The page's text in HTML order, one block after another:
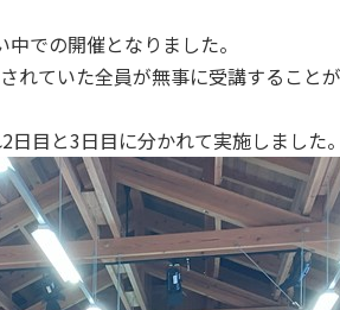
での開催となりました。
ていた全員が無事に受講することが
目と3日目に分かれて実施しました。